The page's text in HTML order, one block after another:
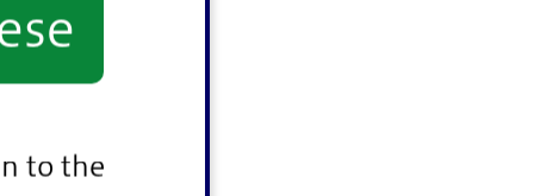
to the